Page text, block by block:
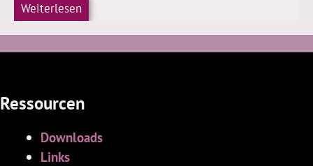
Weiterlesen
Ressourcen
Downloads
Links